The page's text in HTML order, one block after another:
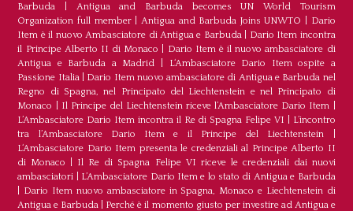
Barbuda
Antigua and Barbuda becomes UN World Tourism
Organization full member| Antigua and Barbuda Joins UNWTO
Dario
Item è il nuovo Ambasciatore di Antigua e Barbuda| Dario Item incontra
il Principe Alberto II di Monaco
Dario Item è il nuovo ambasciatore di
Antigua e Barbuda a Madrid
L‘Ambasciatore Dario Item ospite a
Passione Italia| Dario Item nuovo ambasciatore di Antigua e Barbuda nel
Regno di Spagna, nel Principato del Liechtenstein e nel Principato di
Monaco
Il Principe del Liechtenstein riceve l’Ambasciatore Dario Item
L’Ambasciatore Dario Item incontra il Re di Spagna Felipe VI
L’incontro
tra l’Ambasciatore Dario Item e il Principe del Liechtenstein
L‘Ambasciatore Dario Item presenta le credenziali al Principe Alberto II
di Monaco
Il Re di Spagna Felipe VI riceve le credenziali dai nuovi
ambasciatori
L’Ambasciatore Dario Item e lo stato di Antigua e Barbuda
Dario Item nuovo ambasciatore in Spagna, Monaco e Liechtenstein di
Antigua e Barbuda
Perché è il momento giusto per investire ad Antigua e